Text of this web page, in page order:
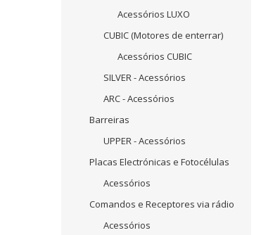
Acessórios LUXO
CUBIC (Motores de enterrar)
Acessórios CUBIC
SILVER - Acessórios
ARC - Acessórios
Barreiras
UPPER - Acessórios
Placas Electrónicas e Fotocélulas
Acessórios
Comandos e Receptores via rádio
Acessórios